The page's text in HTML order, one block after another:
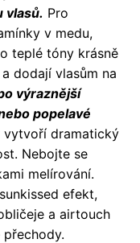
vlasů. Pro
v medu,
teplé tóny krásně
dodají vlasům na
výraznější
popelavé
vytvoří dramatický
Nebojte se
melírování.
efekt,
a airtouch